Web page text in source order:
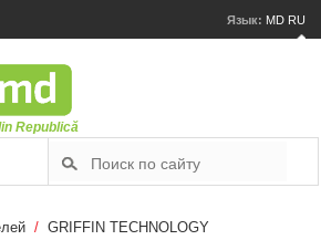
Язык: MD RU
Republică
/ GRIFFIN TECHNOLOGY